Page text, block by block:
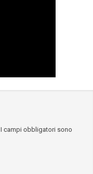
I campi obbligatori sono